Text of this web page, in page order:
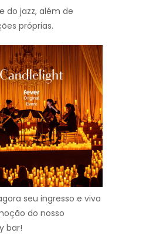
do jazz, além de
próprias.
seu ingresso e viva
do nosso
bar!